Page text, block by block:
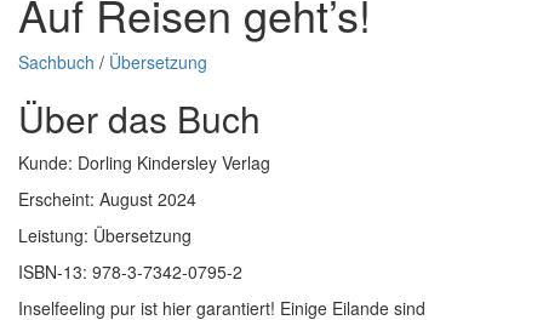
Auf Reisen geht’s!
Sachbuch / Übersetzung
Über das Buch
Kunde: Dorling Kindersley Verlag
Erscheint: August 2024
Leistung: Übersetzung
ISBN-13: 978-3-7342-0795-2
Inselfeeling pur ist hier garantiert! Einige Eilande sind